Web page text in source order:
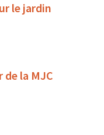
le jardin
de la MJC